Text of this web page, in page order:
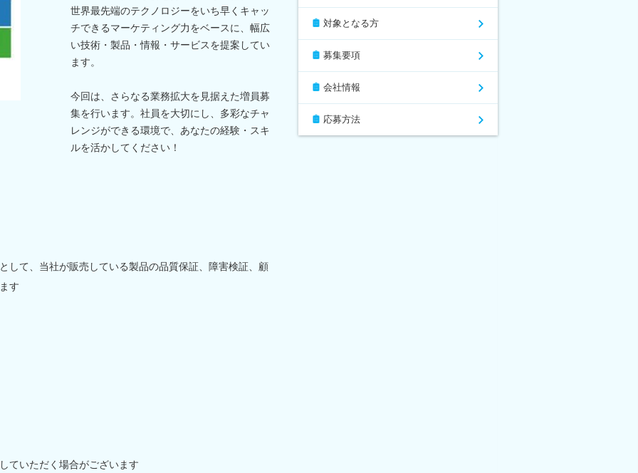
世界最先端のテクノロジーをいち早くキャッ
チできるマーケティング力をベースに、幅広
い技術・製品・情報・サービスを提案してい
ます。
今回は、さらなる業務拡大を見据えた増員募
集を行います。社員を大切にし、多彩なチャ
レンジができる環境で、あなたの経験・スキ
ルを活かしてください！
して、当社が販売している製品の品質保証、障害検証、顧
す
ていただく場合がございます
対象となる方
募集要項
会社情報
応募方法